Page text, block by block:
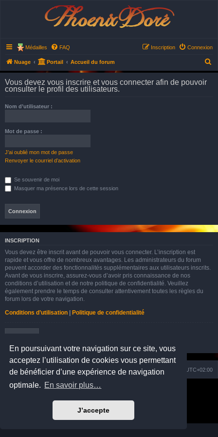
En poursuivant votre navigation sur ce site, vous
acceptez l’utilisation de cookies vous permettant
de bénéficier d’une expérience de navigation
optimale. En savoir plus…
J’accepte
Phoenix Doré
Médailles FAQ Connexion
Inscription
Nuage Portail Accueil du forum
e
Vous devez vous inscrire et vous connecter afin de pouvoir
consulter le profil des utilisateurs.
Nom d’utilisateur :
Mot de passe :
J’ai oublié mon mot de passe
Renvoyer le courriel d’activation
Se souvenir de moi
Masquer ma présence lors de cette session
INSCRIPTION
Vous devez être inscrit avant de pouvoir vous connecter. L’inscription est
rapide et vous offre de nombreux avantages. Les administrateurs du forum
peuvent accorder des fonctionnalités supplémentaires aux utilisateurs inscrits.
Avant de vous inscrire, assurez-vous d’avoir pris connaissance de nos
conditions d’utilisation et de notre politique de confidentialité. Veuillez
également prendre le temps de consulter attentivement toutes les règles du
forum lors de votre navigation.
Conditions d’utilisation | Politique de confidentialité
Nuage Portail Accueil du forum Fuseau horaire sur UTC+02:00
Développé parphpBB® Forum Software © phpBB Limited
Confidentialité